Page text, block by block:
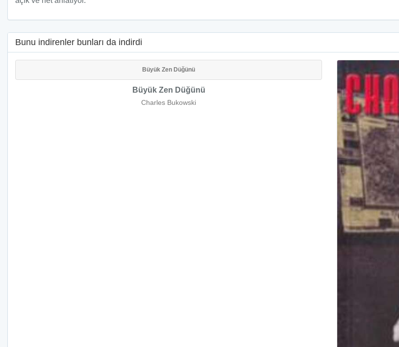
Bunu indirenler bunları da indirdi
Büyük Zen Düğünü
Büyük Zen Düğünü
Charles Bukowski